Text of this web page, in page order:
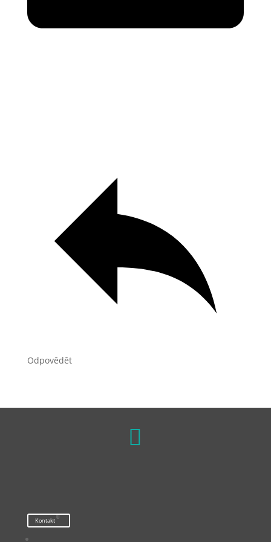
Odpovědět

Kontakt